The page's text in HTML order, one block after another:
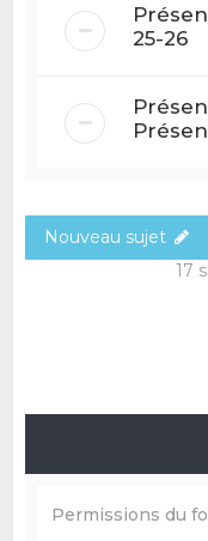
25-26
Nouveau sujet
17
Permissions du